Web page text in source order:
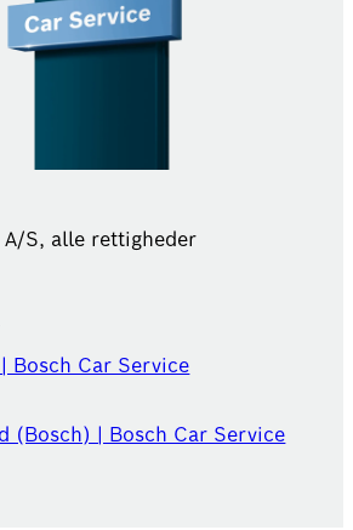
S, alle rettigheder
Bosch Car Service
(Bosch) | Bosch Car Service